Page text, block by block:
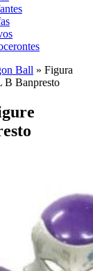
Ball » Figura
B Banpresto